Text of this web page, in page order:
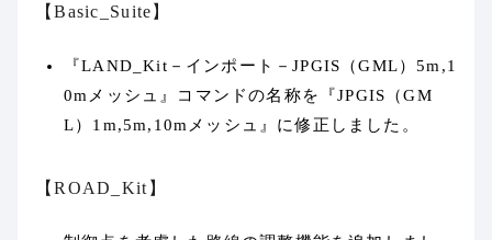
【Basic_Suite】
『LAND_Kit－インポート－JPGIS（GML）5m,1
0mメッシュ』コマンドの名称を『JPGIS（GM
L）1m,5m,10mメッシュ』に修正しました。
【ROAD_Kit】